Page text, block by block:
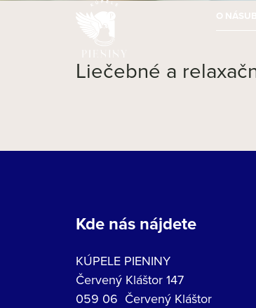
O NÁS
Liečebné a
Kde nás nájdete
KÚPELE PIENINY
Červený Kláštor 147
059 06 Červený Kláštor